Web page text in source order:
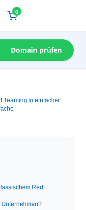
0
Domain prüfen
Teaming in einfacher
Red
Unternehmen?